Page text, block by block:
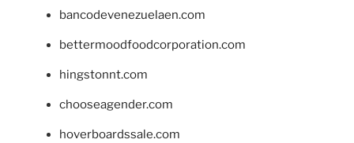
bancodevenezuelaen.com
bettermoodfoodcorporation.com
hingstonnt.com
chooseagender.com
hoverboardssale.com